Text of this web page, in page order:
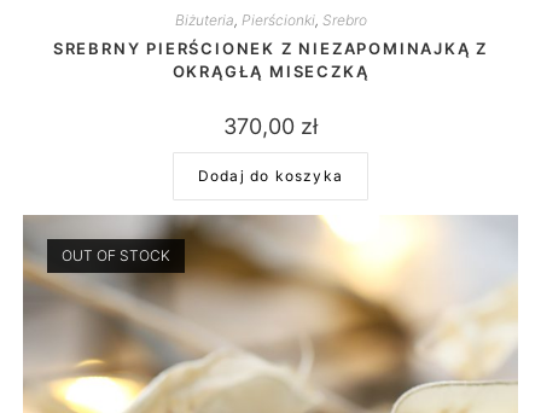
Biżuteria, Pierścionki, Srebro
SREBRNY PIERŚCIONEK Z NIEZAPOMINAJKĄ Z
OKRĄGŁĄ MISECZKĄ
370,00 zł
Dodaj do koszyka
OUT OF STOCK